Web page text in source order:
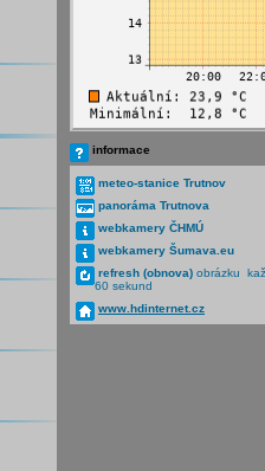
informace
meteo-stanice Trutnov
panoráma Trutnova
webkamery ČHMÚ
webkamery Šumava.eu
refresh (obnova) obrázku
60 sekund
www.hdinternet.cz